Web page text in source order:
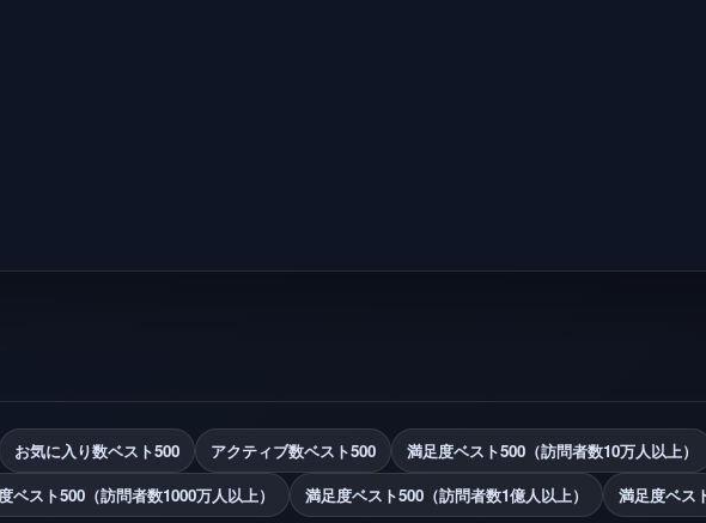
お気に入り数ベスト500 アクティブ数ベスト500 満足度ベスト500（訪問者数10万人以上）
ベスト500（訪問者数1000万人以上）
満足度ベスト500（訪問者数1億人以上） 満足度ベス